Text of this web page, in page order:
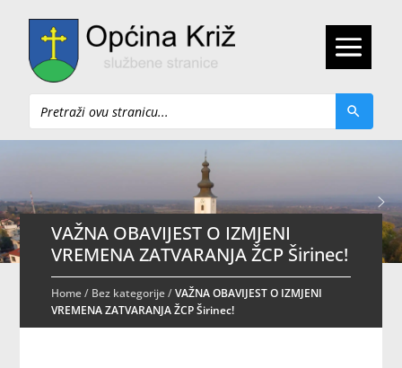
Pretraži
VAŽNA OBAVIJEST O IZMJENI
VREMENA ZATVARANJA ŽCP Širinec!
Home/ Bez kategorije/VAŽNA OBAVIJEST O IZMJENI
VREMENA ZATVARANJA ŽCP Širinec!